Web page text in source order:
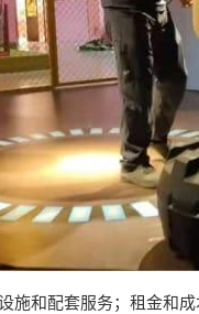
和配套服务；租金和